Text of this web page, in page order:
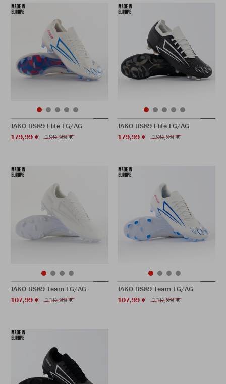
JAKO RS89 Elite FG/AG
179,99 €
199,99 €
JAKO RS89 Elite FG/AG
179,99 €
199,99 €
JAKO RS89 Team FG/AG
107,99 €
119,99 €
JAKO RS89 Team FG/AG
107,99 €
119,99 €